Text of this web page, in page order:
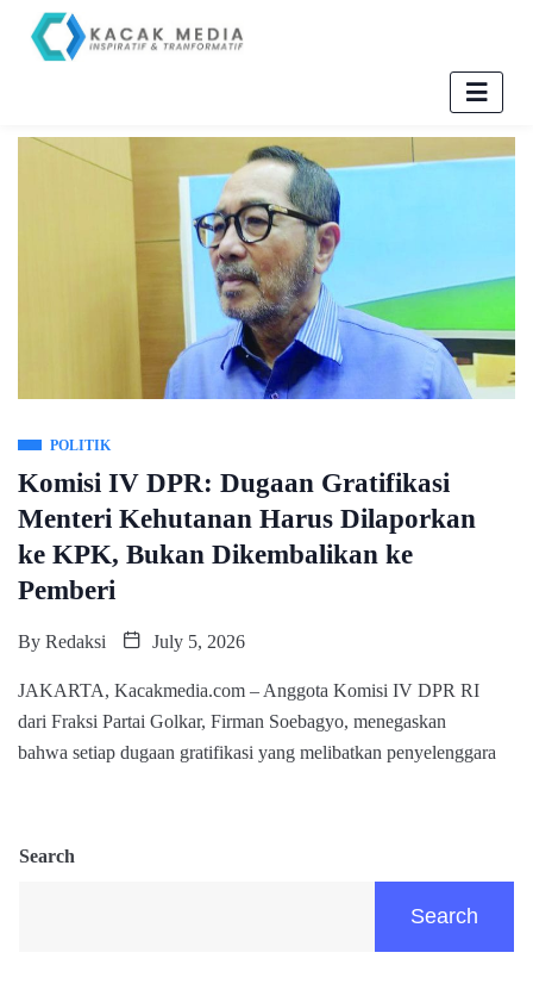
POLITIK
Komisi IV DPR: Dugaan Gratifikasi
Menteri Kehutanan Harus Dilaporkan
ke KPK, Bukan Dikembalikan ke
Pemberi
By Redaksi July 5, 2026
JAKARTA, Kacakmedia.com – Anggota Komisi IV DPR RI
dari Fraksi Partai Golkar, Firman Soebagyo, menegaskan
bahwa setiap dugaan gratifikasi yang melibatkan penyelenggara
Search
Search